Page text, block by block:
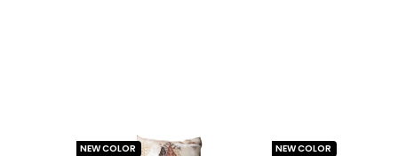
NEW COLOR NEW COLOR